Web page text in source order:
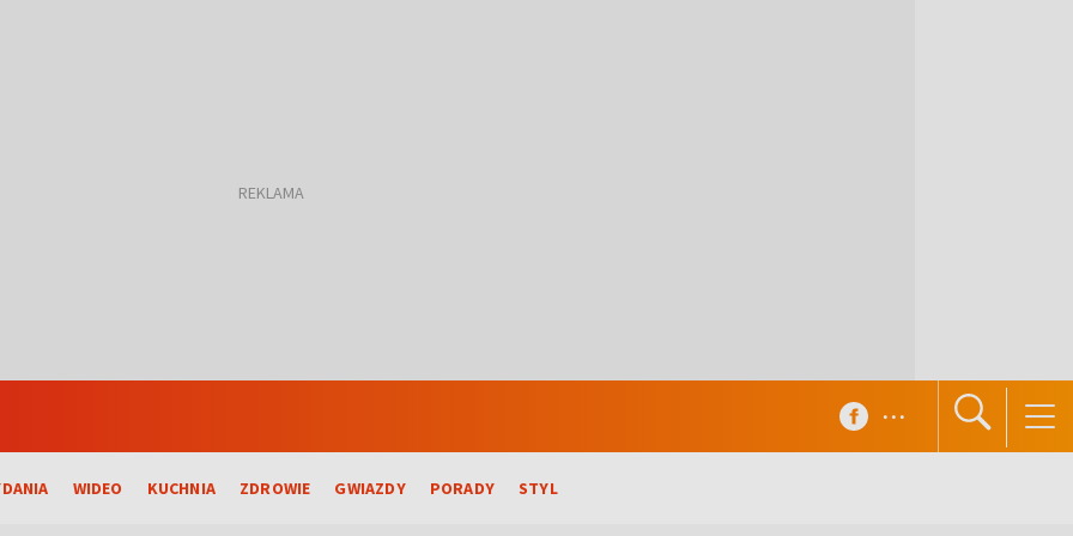
WIDEO KUCHNIA ZDROWIE GWIAZDY PORADY STYL
...